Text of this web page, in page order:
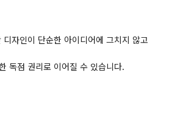
자인이 단순한 아이디어에 그치지 않고
독점 권리로 이어질 수 있습니다.